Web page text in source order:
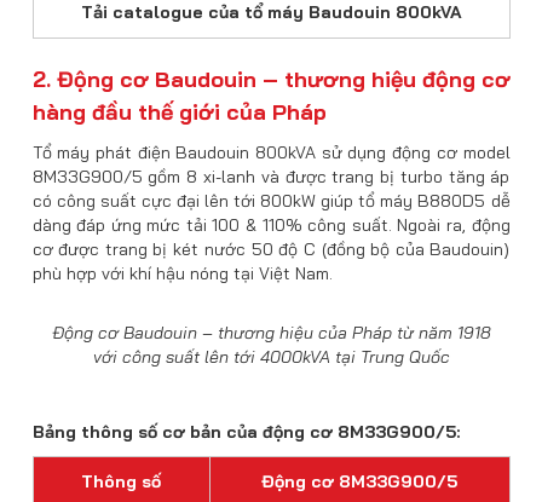
Tải catalogue của tổ máy Baudouin 800kVA
2. Động cơ Baudouin – thương hiệu động cơ
hàng đầu thế giới của Pháp
Tổ máy phát điện Baudouin 800kVA sử dụng động cơ model
8M33G900/5 gồm 8 xi-lanh và được trang bị turbo tăng áp
có công suất cực đại lên tới 800kW giúp tổ máy B880D5 dễ
dàng đáp ứng mức tải 100 & 110% công suất. Ngoài ra, động
cơ được trang bị két nước 50 độ C (đồng bộ của Baudouin)
phù hợp với khí hậu nóng tại Việt Nam.
Động cơ Baudouin – thương hiệu của Pháp từ năm 1918
với công suất lên tới 4000kVA tại Trung Quốc
Bảng thông số cơ bản của động cơ 8M33G900/5:
Thông số Động cơ 8M33G900/5